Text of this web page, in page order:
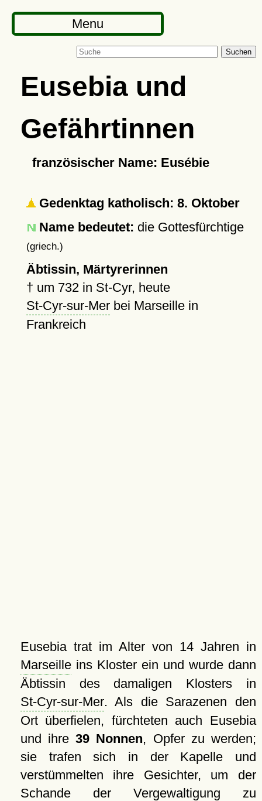
Menu
Suchen
Eusebia und
Gefährtinnen
französischer Name: Eusébie
Gedenktag katholisch: 8. Oktober
Name bedeutet: die Gottesfürchtige
(griech.)
Äbtissin, Märtyrerinnen
† um 732in St-Cyr, heute
St-Cyr-sur-Merbei Marseille in
Frankreich
Eusebia trat im Alter von 14 Jahren in
Marseilleins Kloster ein und wurde dann
Äbtissin des damaligen Klosters in
St-Cyr-sur-Mer. Als die Sarazenen den
Ort überfielen, fürchteten auch Eusebia
und ihre39 Nonnen, Opfer zu werden;
sie trafen sich in der Kapelle und
verstümmelten ihre Gesichter, um der
Schande der Vergewaltigung zu